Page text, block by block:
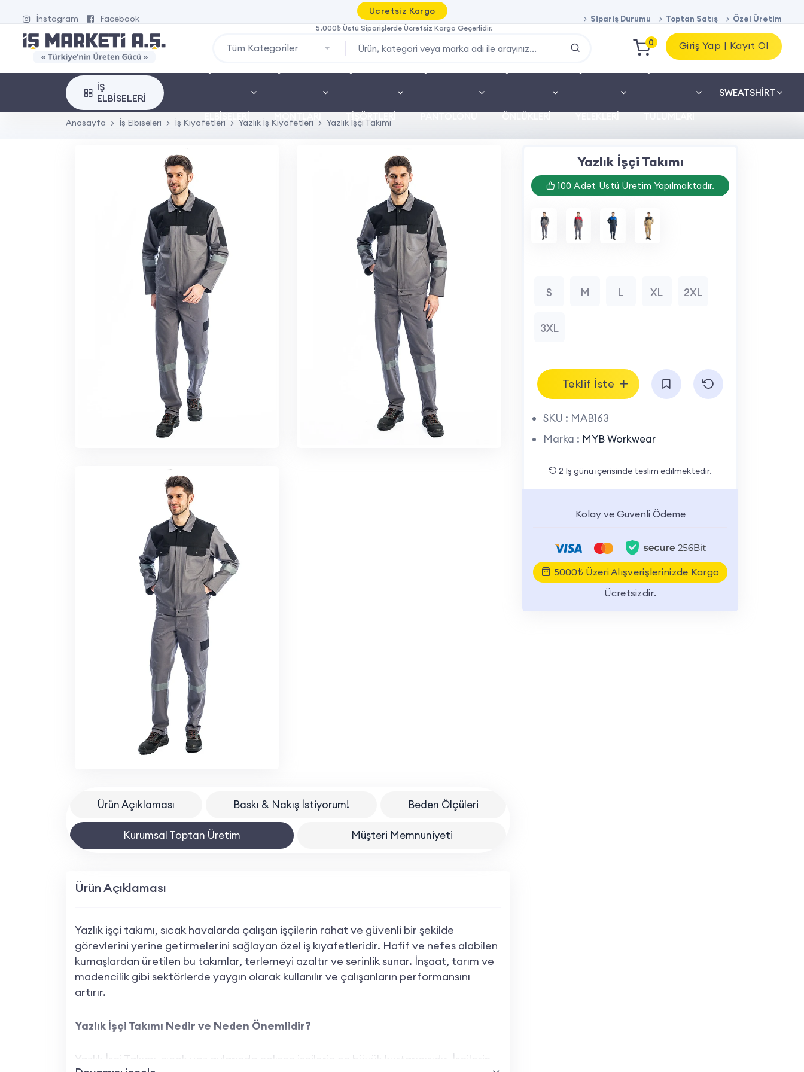
İnstagram Facebook
Ücretsiz Kargo
5.000₺ Üstü Siparişlerde Ücretsiz Kargo Geçerlidir.
Sipariş Durumu Toptan Satış Özel Üretim
Tüm Kategoriler 0 Giriş Yap | Kayıt Ol
İŞ
ELBISELERI
TIŞÖRTLERI
SWEATSHIRT
Anasayfa İş Elbiseleri İş Kıyafetleri Yazlık İş Kıyafetleri Yazlık İşçi Takımı
Ürün Açıklaması Baskı & Nakış İstiyorum! Beden Ölçüleri
Kurumsal Toptan Üretim Müşteri Memnuniyeti
Ürün Açıklaması
Yazlık işçi takımı, sıcak havalarda çalışan işçilerin rahat ve güvenli bir şekilde
görevlerini yerine getirmelerini sağlayan özel iş kıyafetleridir. Hafif ve nefes alabilen
kumaşlardan üretilen bu takımlar, terlemeyi azaltır ve serinlik sunar. İnşaat, tarım ve
madencilik gibi sektörlerde yaygın olarak kullanılır ve çalışanların performansını
artırır.
Yazlık İşçi Takımı Nedir ve Neden Önemlidir?
Yazlık İşçi Takımı, sıcak yaz aylarında çalışan işçilerin en büyük kurtarıcısıdır. İşçilerin
Yazlık İşçi Takımı
100 Adet Üstü Üretim Yapılmaktadır.
S M L XL 2XL
3XL
Teklif İste
SKU : MAB163
Marka : MYB Workwear
2 İş günü içerisinde teslim edilmektedir.
Kolay ve Güvenli Ödeme
5000₺ Üzeri Alışverişlerinizde Kargo
Ücretsizdir.